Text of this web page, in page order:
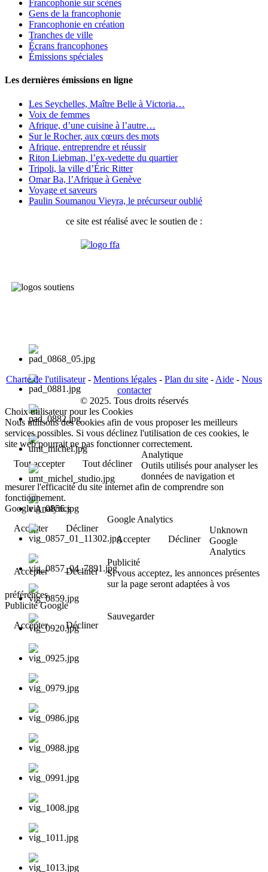
Francophonie sur scènes
Gens de la francophonie
Francophonie en création
Tranches de ville
Écrans francophones
Émissions spéciales
Les dernières émissions en ligne
Les Seychelles, Maître Belle à Victoria…
Voix de femmes
Afrique, d’une cuisine à l’autre…
Sur le Rocher, aux cœurs des mots
Afrique, entreprendre et réussir
Riton Liebman, l’ex-vedette du quartier
Tripoli, la ville d’Éric Ritter
Omar Ba, l’Afrique à Genève
Voyage et saveurs
Paulin Soumanou Vieyra, le précurseur oublié
ce site est réalisé avec le soutien de :
Charte de l'utilisateur- Mentions légales - Plan du site - Aide - Nous
contacter
© 2025. Tous droits réservés
Choix utilisateur pour les Cookies
Nous utilisons des cookies afin de vous proposer les meilleurs
services possibles. Si vous déclinez l'utilisation de ces cookies, le
site web pourrait ne pas fonctionner correctement.
Tout accepter
Tout décliner
Analytique
Outils utilisés pour analyser les
données de navigation et
mesurer l'efficacité du site internet afin de comprendre son
fonctionnement.
Google Analytics
Accepter
Décliner
Google Analytics
Accepter
Décliner
Unknown
Google
Analytics
Accepter
Décliner
Publicité
Si vous acceptez, les annonces présentes
sur la page seront adaptées à vos
préférences.
Publicité Google
Accepter
Décliner
Sauvegarder